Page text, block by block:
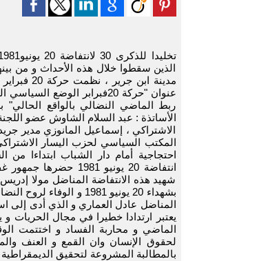
الذين سقطوا خلال هذه الأحداث و من
مدينة
عنوان "حركة 20فبرابر الوضع
ربط الماضي النضالي بالواقع
الأساتذة : عبد السلام الشاوش عضو
الاشتراكي ، إسماعيل المانوزي مدير
المكتب السياسي لحزب اليسار
احتجاجية أمام دار الشباب ابتداءا من
انتفاضة 20 يونيو
شهيد هذه الانتفاضة المناضل مولا إدريس
بشهداء 20 يونيو 1981
المناضل عادل العماري و الذي أدى إلى
يعتبر ارتدادا خطيرا في مجال
الماضي و محاربة الفساد و اختتمت
لحقوق الإنسان وان القمع و العنف
بالمطالبة المشروعة لتحقيق الديمقراطية